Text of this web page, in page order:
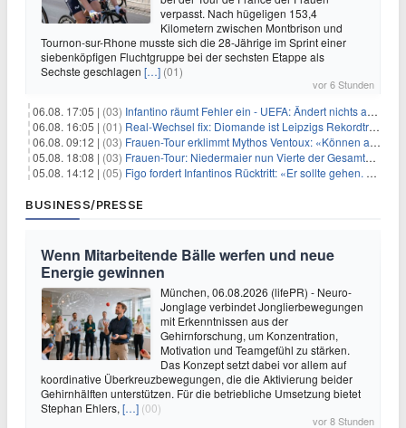
verpasst. Nach hügeligen 153,4
Kilometern zwischen Montbrison und
Tournon-sur-Rhone musste sich die 28-Jährige im Sprint einer
siebenköpfigen Fluchtgruppe bei der sechsten Etappe als
Sechste geschlagen […] (01)
vor 6 Stunden
06.08. 17:05 | (03) Infantino räumt Fehler ein - UEFA: Ändert nichts an Boykott
06.08. 16:05 | (01) Real-Wechsel fix: Diomande ist Leipzigs Rekordtransfer
06.08. 09:12 | (03) Frauen-Tour erklimmt Mythos Ventoux: «Können alles schaffen»
05.08. 18:08 | (03) Frauen-Tour: Niedermaier nun Vierte der Gesamtwertung
05.08. 14:12 | (05) Figo fordert Infantinos Rücktritt: «Er sollte gehen. Jetzt»
BUSINESS/PRESSE
Wenn Mitarbeitende Bälle werfen und neue
Energie gewinnen
München, 06.08.2026 (lifePR) - Neuro-
Jonglage verbindet Jonglierbewegungen
mit Erkenntnissen aus der
Gehirnforschung, um Konzentration,
Motivation und Teamgefühl zu stärken.
Das Konzept setzt dabei vor allem auf
koordinative Überkreuzbewegungen, die die Aktivierung beider
Gehirnhälften unterstützen. Für die betriebliche Umsetzung bietet
Stephan Ehlers, […] (00)
vor 8 Stunden